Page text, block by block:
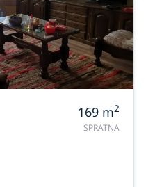
169 m2
SPRATNA